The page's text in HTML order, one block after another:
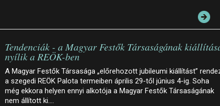
Tendenciák - a Magyar Festők Társaságának
nyílik a REÖK-ben
A Magyar Festők Társasága „előrehozott jubileumi kiállítást”
a szegedi REÖK Palota termeiben április 29-től június 4-ig. Soha
még ekkora helyen ennyi alkotója a Magyar Festők Társaságának
nem állított ki.…